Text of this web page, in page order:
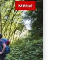
Mittel